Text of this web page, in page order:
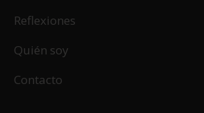
Reflexiones
Quién soy
Contacto